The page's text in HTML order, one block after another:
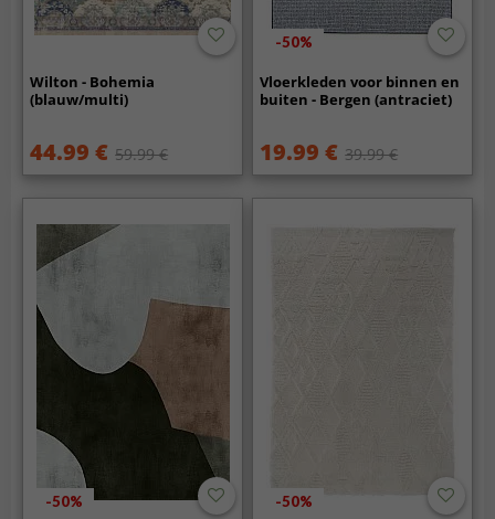
Wilton - Bohemia
(blauw/multi)
44.99 € 59.99 €
-50%
Vloerkleden voor binnen en
buiten - Bergen (antraciet)
19.99 € 39.99 €
-50% -50%